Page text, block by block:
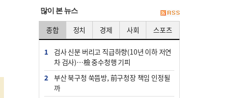
많이 본 뉴스
종합 정치 경제 사회 스포츠
1
검사 신분 버리고 직급하향(10년 이하 저연
차 검사)…檢 중수청행 기피
2
부산 북구청 쑥뜸방, 前구청장 책임 인정될
까